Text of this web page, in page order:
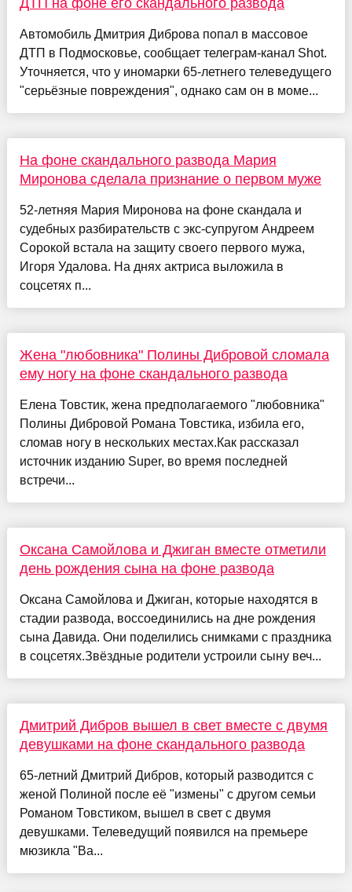
ДТП на фоне его скандального развода
Автомобиль Дмитрия Диброва попал в массовое
ДТП в Подмосковье, сообщает телеграм-канал Shot.
Уточняется, что у иномарки 65-летнего телеведущего
"серьёзные повреждения", однако сам он в моме...
На фоне скандального развода Мария
Миронова сделала признание о первом муже
52-летняя Мария Миронова на фоне скандала и
судебных разбирательств с экс-супругом Андреем
Сорокой встала на защиту своего первого мужа,
Игоря Удалова. На днях актриса выложила в
соцсетях п...
Жена "любовника" Полины Дибровой сломала
ему ногу на фоне скандального развода
Елена Товстик, жена предполагаемого "любовника"
Полины Дибровой Романа Товстика, избила его,
сломав ногу в нескольких местах.Как рассказал
источник изданию Super, во время последней
встречи...
Оксана Самойлова и Джиган вместе отметили
день рождения сына на фоне развода
Оксана Самойлова и Джиган, которые находятся в
стадии развода, воссоединились на дне рождения
сына Давида. Они поделились снимками с праздника
в соцсетях.Звёздные родители устроили сыну веч...
Дмитрий Дибров вышел в свет вместе с двумя
девушками на фоне скандального развода
65-летний Дмитрий Дибров, который разводится с
женой Полиной после её "измены" с другом семьи
Романом Товстиком, вышел в свет с двумя
девушками. Телеведущий появился на премьере
мюзикла "Ва...